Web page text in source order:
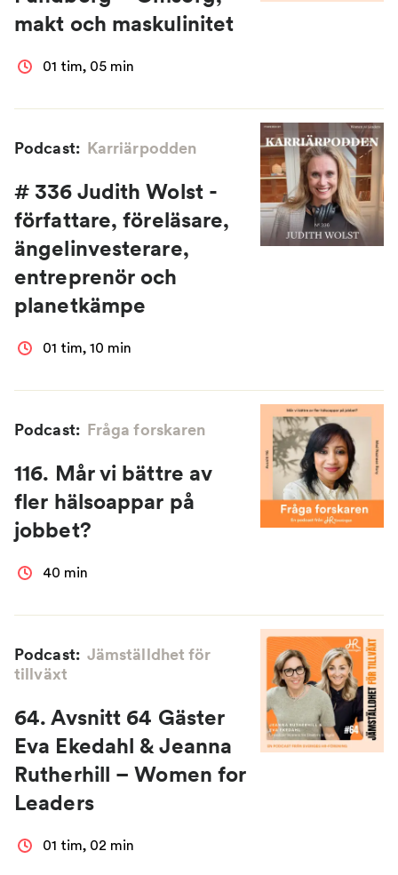
makt och maskulinitet
01 tim, 05 min
Podcast: Karriärpodden
# 336 Judith Wolst -
författare, föreläsare,
ängelinvesterare,
entreprenör och
planetkämpe
01 tim, 10 min
Podcast: Fråga forskaren
116. Mår vi bättre av
fler hälsoappar på
jobbet?
40 min
Podcast: Jämställdhet för
tillväxt
64. Avsnitt 64 Gäster
Eva Ekedahl & Jeanna
Rutherhill – Women for
Leaders
01 tim, 02 min